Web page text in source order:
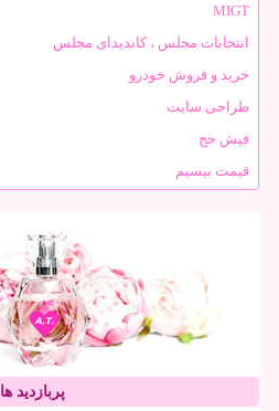
MIGT
انتخابات مجلس ، کاندیدای مجلس
خرید و فروش خودرو
طراحی سایت
فیش حج
قیمت بیسیم
پربازدید ها